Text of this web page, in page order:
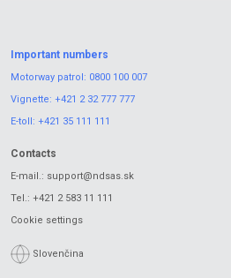
Important numbers
Motorway patrol: 0800 100 007
Vignette: +421 2 32 777 777
E-toll: +421 35 111 111
Contacts
E-mail.: support@ndsas.sk
Tel.: +421 2 583 11 111
Cookie settings
Slovenčina